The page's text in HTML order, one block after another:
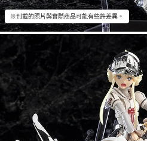
※刊載的照片與實際商品可能有些許差異。